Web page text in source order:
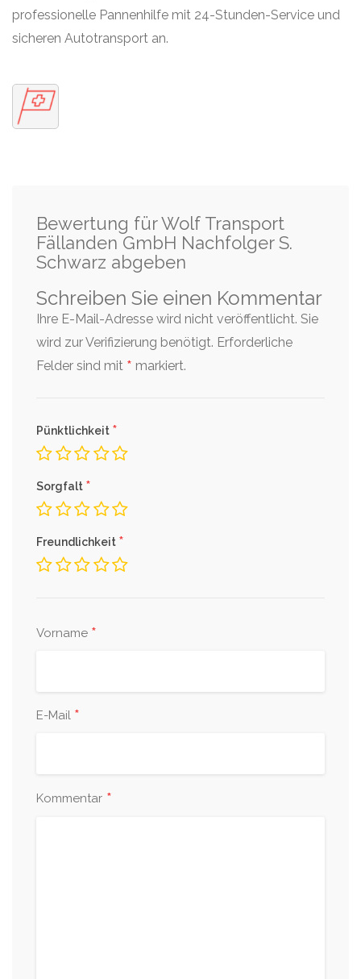
professionelle Pannenhilfe mit 24-Stunden-Service und
sicheren Autotransport an.
Bewertung für Wolf Transport
Fällanden GmbH Nachfolger S.
Schwarz abgeben
Schreiben Sie einen Kommentar
Ihre E-Mail-Adresse wird nicht veröffentlicht. Sie
wird zur Verifizierung benötigt. Erforderliche
Felder sind mit * markiert.
Pünktlichkeit *
Sorgfalt *
Freundlichkeit *
Vorname *
E-Mail *
Kommentar *